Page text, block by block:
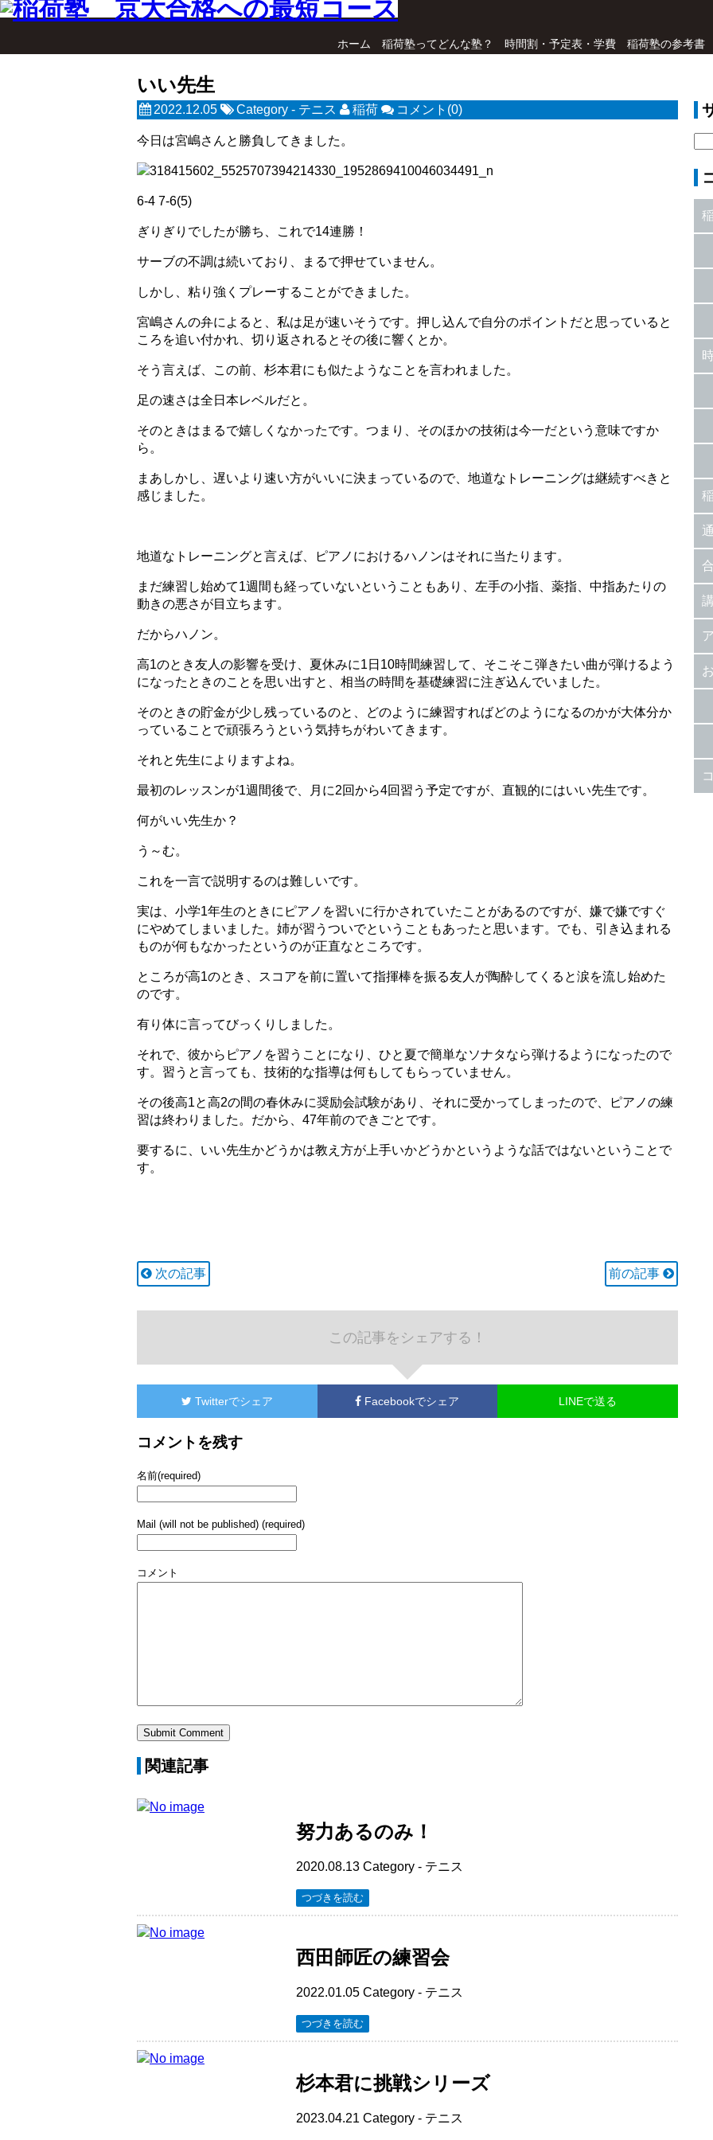
ホーム 稲荷塾ってどんな塾？ 時間割・予定表・学費 稲荷塾の参考書
いい先生
2022.12.05 Category - テニス 稲荷 コメント(0)
今日は宮嶋さんと勝負してきました。
6-4 7-6(5)
ぎりぎりでしたが勝ち、これで14連勝！
サーブの不調は続いており、まるで押せていません。
しかし、粘り強くプレーすることができました。
宮嶋さんの弁によると、私は足が速いそうです。押し込んで自分のポイントだと思っていると
ころを追い付かれ、切り返されるとその後に響くとか。
そう言えば、この前、杉本君にも似たようなことを言われました。
足の速さは全日本レベルだと。
そのときはまるで嬉しくなかったです。つまり、そのほかの技術は今一だという意味ですか
ら。
まあしかし、遅いより速い方がいいに決まっているので、地道なトレーニングは継続すべきと
感じました。
地道なトレーニングと言えば、ピアノにおけるハノンはそれに当たります。
まだ練習し始めて1週間も経っていないということもあり、左手の小指、薬指、中指あたりの
動きの悪さが目立ちます。
だからハノン。
高1のとき友人の影響を受け、夏休みに1日10時間練習して、そこそこ弾きたい曲が弾けるよう
になったときのことを思い出すと、相当の時間を基礎練習に注ぎ込んでいました。
そのときの貯金が少し残っているのと、どのように練習すればどのようになるのかが大体分か
っていることで頑張ろうという気持ちがわいてきます。
それと先生によりますよね。
最初のレッスンが1週間後で、月に2回から4回習う予定ですが、直観的にはいい先生です。
何がいい先生か？
う～む。
これを一言で説明するのは難しいです。
実は、小学1年生のときにピアノを習いに行かされていたことがあるのですが、嫌で嫌ですぐ
にやめてしまいました。姉が習うついでということもあったと思います。でも、引き込まれる
ものが何もなかったというのが正直なところです。
ところが高1のとき、スコアを前に置いて指揮棒を振る友人が陶酔してくると涙を流し始めた
のです。
有り体に言ってびっくりしました。
それで、彼からピアノを習うことになり、ひと夏で簡単なソナタなら弾けるようになったので
す。習うと言っても、技術的な指導は何もしてもらっていません。
その後高1と高2の間の春休みに奨励会試験があり、それに受かってしまったので、ピアノの練
習は終わりました。だから、47年前のできごとです。
要するに、いい先生かどうかは教え方が上手いかどうかというような話ではないということで
す。
次の記事 前の記事
この記事をシェアする！
Twitterでシェア Facebookでシェア LINEで送る
コメントを残す
名前(required)
Mail (will not be published) (required)
コメント
関連記事
努力あるのみ！
2020.08.13 Category - テニス
つづきを読む
西田師匠の練習会
2022.01.05 Category - テニス
つづきを読む
杉本君に挑戦シリーズ
2023.04.21 Category - テニス